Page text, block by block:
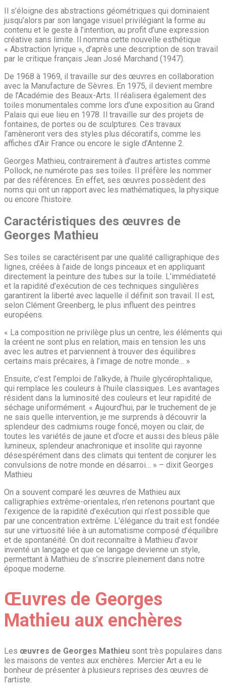
Il s’éloigne des abstractions géométriques qui dominaient
jusqu’alors par son langage visuel privilégiant la forme au
contenu et le geste à l’intention, au profit d’une expression
créative sans limite. Il nomma cette nouvelle esthétique
« Abstraction lyrique », d’après une description de son travail
par le critique français Jean José Marchand (1947).
De 1968 à 1969, il travaille sur des œuvres en collaboration
avec la Manufacture de Sèvres. En 1975, il devient membre
de l’Académie des Beaux-Arts. Il réalisera également des
toiles monumentales comme lors d’une exposition au Grand
Palais qui eue lieu en 1978. Il travaille sur des projets de
fontaines, de portes ou de sculptures. Ces travaux
l’amèneront vers des styles plus décoratifs, comme les
affiches d’Air France ou encore le sigle d’Antenne 2.
Georges Mathieu, contrairement à d’autres artistes comme
Pollock, ne numérote pas ses toiles. Il préfère les nommer
par des références. En effet, ses œuvres possèdent des
noms qui ont un rapport avec les mathématiques, la physique
ou encore l’histoire.
Caractéristiques des œuvres de
Georges Mathieu
Ses toiles se caractérisent par une qualité calligraphique des
lignes, créées à l’aide de longs pinceaux et en appliquant
directement la peinture des tubes sur la toile. L’immédiateté
et la rapidité d’exécution de ces techniques singulières
garantirent la liberté avec laquelle il définit son travail. Il est,
selon Clément Greenberg, le plus influent des peintres
européens.
« La composition ne privilège plus un centre, les éléments qui
la créent ne sont plus en relation, mais en tension les uns
avec les autres et parviennent à trouver des équilibres
certains mais précaires, à l’image de notre monde… »
Ensuite, c’est l’emploi de l’alkyde, à l’huile glycérophtalique,
qui remplace les couleurs à l’huile classiques. Les avantages
résident dans la luminosité des couleurs et leur rapidité de
séchage uniformément. « Aujourd’hui, par le truchement de je
ne sais quelle intervention, je me surprends à découvrir la
splendeur des cadmiums rouge foncé, moyen ou clair, de
toutes les variétés de jaune et d’ocre et aussi des bleus pâle
lumineux, splendeur anachronique et insolite qui rayonne
désespérément dans des climats qui tentent de conjurer les
convulsions de notre monde en désarroi… » – dixit Georges
Mathieu
On a souvent comparé les œuvres de Mathieu aux
calligraphies extrême-orientales, n’en retenons pourtant que
l’exigence de la rapidité d’exécution qui n’est possible que
par une concentration extrême. L’élégance du trait est fondée
sur une virtuosité liée à un automatisme composé d’équilibre
et de spontanéité. On doit reconnaître à Mathieu d’avoir
inventé un langage et que ce langage devienne un style,
permettant à Mathieu de s’inscrire pleinement dans notre
époque moderne.
Œuvres de Georges
Mathieu aux enchères
Les œuvres de Georges Mathieu sont très populaires dans
les maisons de ventes aux enchères. Mercier Art a eu le
bonheur de présenter à plusieurs reprises des œuvres de
l’artiste.